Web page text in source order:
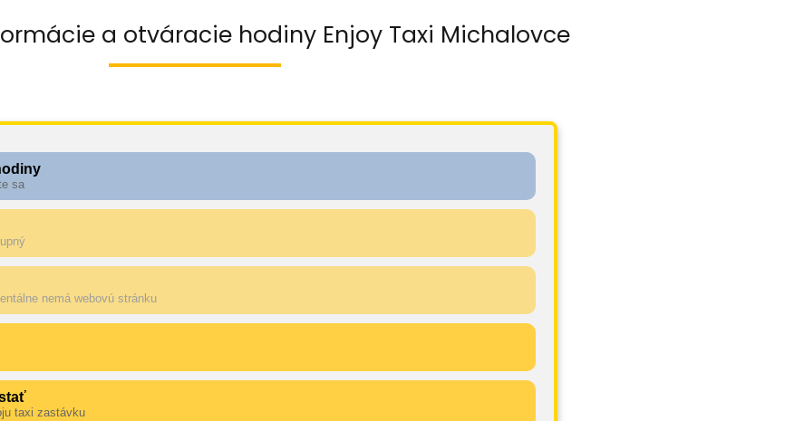
a otváracie hodiny Enjoy Taxi Michalovce
sa
nemá webovú stránku
taxi zastávku